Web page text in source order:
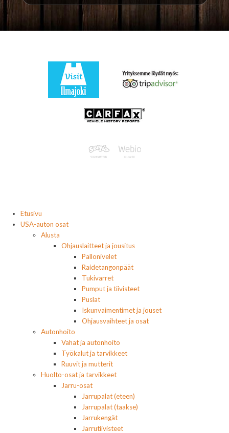
Etusivu
USA-auton osat
Alusta
Ohjauslaitteet ja jousitus
Pallonivelet
Raidetangonpäät
Tukivarret
Pumput ja tiivisteet
Puslat
Iskunvaimentimet ja jouset
Ohjausvaihteet ja osat
Autonhoito
Vahat ja autonhoito
Työkalut ja tarvikkeet
Ruuvit ja mutterit
Huolto-osat ja tarvikkeet
Jarru-osat
Jarrupalat (eteen)
Jarrupalat (taakse)
Jarrukengät
Jarrutiivisteet